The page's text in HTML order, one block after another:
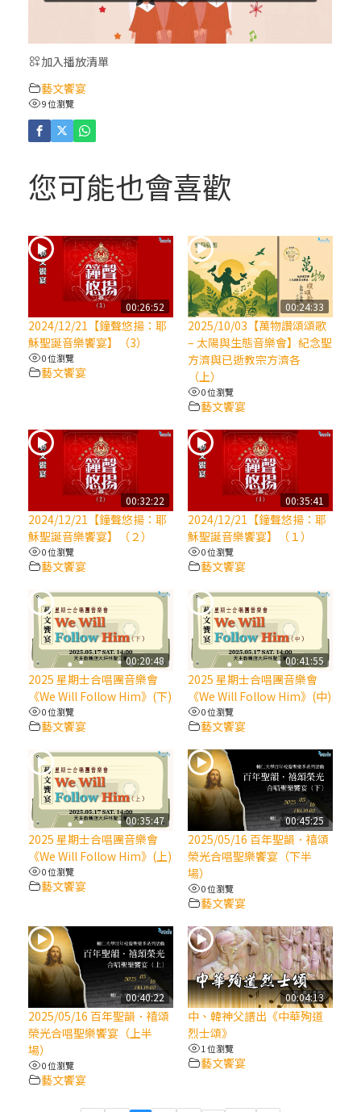
【信仰之旅】第十集：「逾越奧蹟」— 錢玲
珠老師
(5)黃敏正主教帶你做「四旬期避靜」—【逾
人相遇
(2)黃敏正主教帶你做「四旬期避靜」—【逾
越的智慧】：七項齋戒的意義與益處
【信仰之旅】第九集：「如果你的痛苦比快
樂多」—歐義明神父 / 應芝莉老師
(1)黃敏正主教帶你做「四旬期避靜」—【逾
有」
【信仰之旅】第八集：「耶穌為什麼降生到
人世」—高樂祈修女
2025/10/10【萬物讚頌頌歌 – 太陽與生態音
樂會】紀念聖方濟與已逝教宗方濟各（中）
2025/10/10【萬物讚頌頌歌 – 太陽與生態音
樂會】紀念聖方濟與已逝教宗方濟各（下）
2025/10/10【萬物讚頌頌歌 – 太陽與生態音
樂會】紀念聖方濟與已逝教宗方濟各（上）
(9完結)黃敏正主教帶你做【將臨期避靜】—
匝凱的「新生命」：利他與內化
(8)黃敏正主教帶你做【將臨期避靜】—耶穌
降生成人與人同在＝「厄瑪努爾」
(7)黃敏正主教帶你做【將臨期避靜】—耶穌
降生人間，需要人的「接納」
(6)黃敏正主教帶你做【將臨期避靜】—「馬
槽」═「謙卑」
(5)黃敏正主教帶你做【將臨期避靜】—「福
傳」：講耶穌的故事
(4)黃敏正主教帶你做【將臨期避靜】—匝凱
「想看」耶穌，耶穌「走近」匝凱
加入播放清單
藝文饗宴
9 位瀏覽
您可能也會喜歡
00:26:52
2024/12/21【鐘聲悠揚：耶
穌聖誕音樂饗宴】（3）
0 位瀏覽
藝文饗宴
00:24:33
2025/10/03【萬物讚頌頌歌
– 太陽與生態音樂會】紀念聖
方濟與已逝教宗方濟各
（上）
0 位瀏覽
藝文饗宴
00:32:22
2024/12/21【鐘聲悠揚：耶
穌聖誕音樂饗宴】（２）
0 位瀏覽
藝文饗宴
00:35:41
2024/12/21【鐘聲悠揚：耶
穌聖誕音樂饗宴】（１）
0 位瀏覽
藝文饗宴
00:20:48
2025 星期士合唱團音樂會
《We Will Follow Him》(下)
0 位瀏覽
藝文饗宴
00:41:55
2025 星期士合唱團音樂會
《We Will Follow Him》(中)
0 位瀏覽
藝文饗宴
00:35:47
2025 星期士合唱團音樂會
《We Will Follow Him》(上)
0 位瀏覽
藝文饗宴
00:45:25
2025/05/16 百年聖韻．禧頌
榮光合唱聖樂饗宴（下半
場）
0 位瀏覽
藝文饗宴
00:40:22
2025/05/16 百年聖韻．禧頌
榮光合唱聖樂饗宴（上半
場）
0 位瀏覽
藝文饗宴
00:04:13
中、韓神父譜出《中華殉道
烈士頌》
1 位瀏覽
藝文饗宴